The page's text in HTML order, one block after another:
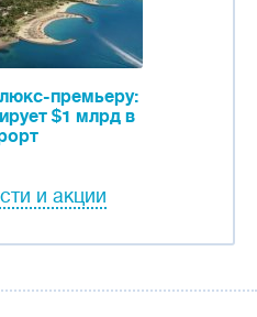
премьеру:
$1 млрд в
и акции